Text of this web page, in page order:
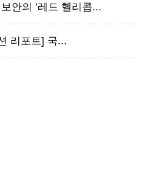
안의 ‘레드 헬리콥...
리포트] 국...